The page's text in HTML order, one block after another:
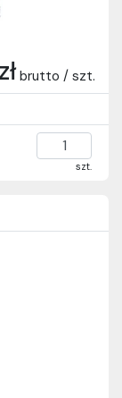
brutto / szt.
szt.